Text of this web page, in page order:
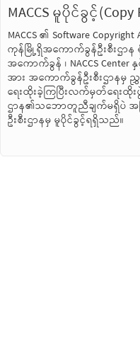
MACCS မူပိုင်ခွင့်
MACCS ၏ Software
ကုန်မြို့ရှိအကောက်ခွန်ဦးစီးဌာန ရုံ
အကောက်ခွန် ၊ NACCS
အား အကောက်ခွန်ဦးစီးဌာနမှ ညွှ
ရေးထိုးခဲ့ကြပြီးလက်မှတ်ရေးထို
ဌာန၏သဘောတူညီချက်မရှိပဲ အခြာ
ဦးစီးဌာနမှ မူပိုင်ခွင့်ရရှိသည်။